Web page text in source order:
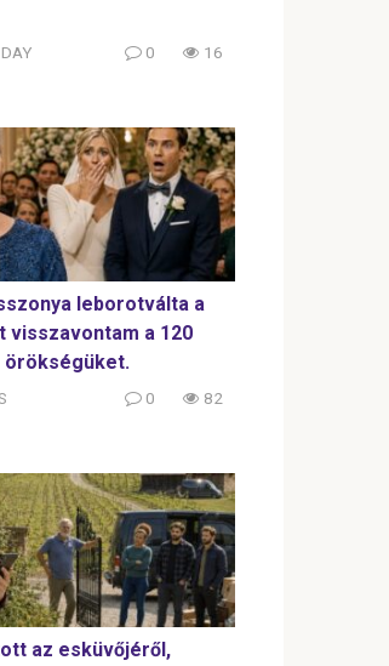
0 16
leborotválta a
a 120
örökségüket.
0 82
az esküvőjéről,